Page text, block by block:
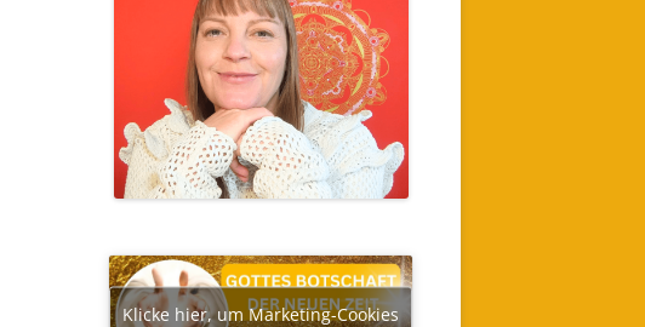
Klicke hier, um Marketing-Cookies